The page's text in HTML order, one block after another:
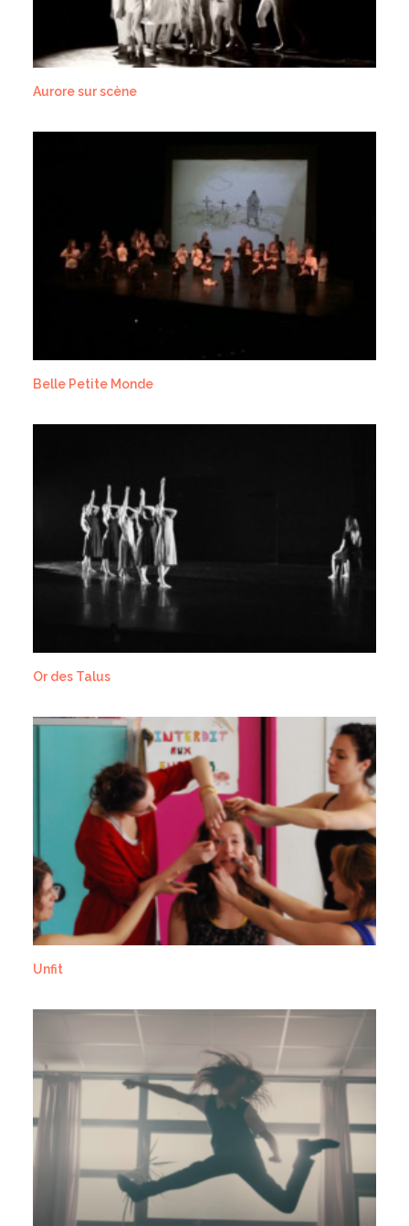
Aurore sur scène
Belle Petite Monde
Or des Talus
Unfit